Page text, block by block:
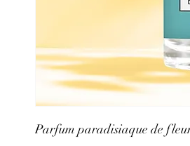
Parfum paradisiaque de